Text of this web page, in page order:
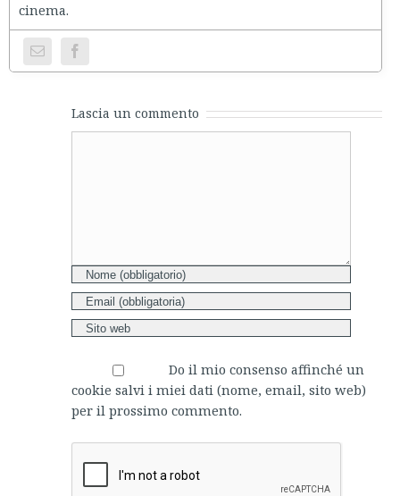
cinema.
Lascia un commento
Do il mio consenso affinché un
cookie salvi i miei dati (nome, email, sito web)
per il prossimo commento.